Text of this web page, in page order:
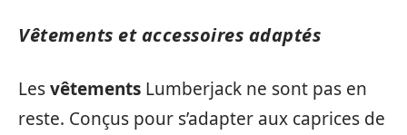
Vêtements et accessoires adaptés
Lesvêtements Lumberjack ne sont pas en
reste. Conçus pour s’adapter aux caprices de